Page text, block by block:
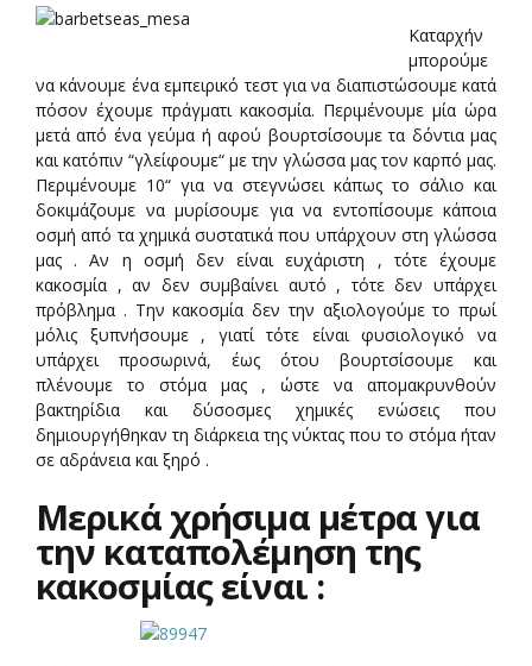
Καταρχήν
μπορούμε
να κάνουμε ένα εμπειρικό τεστ για να διαπιστώσουμε κατά
πόσον έχουμε πράγματι κακοσμία. Περιμένουμε μία ώρα
μετά από ένα γεύμα ή αφού βουρτσίσουμε τα δόντια μας
και κατόπιν “γλείφουμε“ με την γλώσσα μας τον καρπό μας.
Περιμένουμε 10“ για να στεγνώσει κάπως το σάλιο και
δοκιμάζουμε να μυρίσουμε για να εντοπίσουμε κάποια
οσμή από τα χημικά συστατικά που υπάρχουν στη γλώσσα
μας . Αν η οσμή δεν είναι ευχάριστη , τότε έχουμε
κακοσμία , αν δεν συμβαίνει αυτό , τότε δεν υπάρχει
πρόβλημα . Την κακοσμία δεν την αξιολογούμε το πρωί
μόλις ξυπνήσουμε , γιατί τότε είναι φυσιολογικό να
υπάρχει προσωρινά, έως ότου βουρτσίσουμε και
πλένουμε το στόμα μας , ώστε να απομακρυνθούν
βακτηρίδια και δύσοσμες χημικές ενώσεις που
δημιουργήθηκαν τη διάρκεια της νύκτας που το στόμα ήταν
σε αδράνεια και ξηρό .
Μερικά χρήσιμα μέτρα για
την καταπολέμηση της
κακοσμίας είναι :